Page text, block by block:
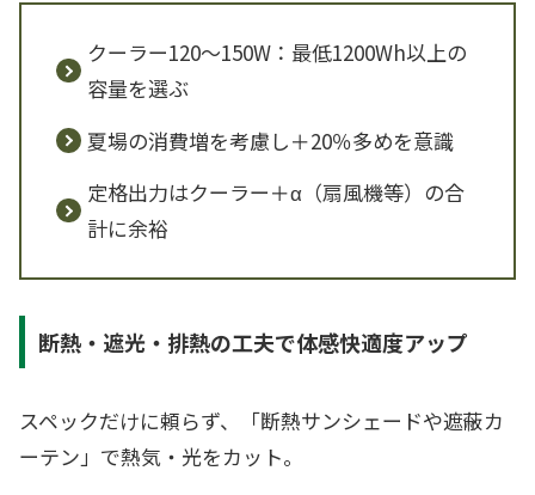
クーラー120～150W：最低1200Wh以上の
容量を選ぶ
夏場の消費増を考慮し＋20％多めを意識
定格出力はクーラー＋α（扇風機等）の合
計に余裕
断熱・遮光・排熱の工夫で体感快適度アップ
スペックだけに頼らず、「断熱サンシェードや遮蔽カ
ーテン」で熱気・光をカット。